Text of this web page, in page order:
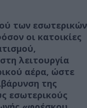
των εσωτερικών
οι κατοικίες
λειτουργία
αέρα, ώστε
της
εσωτερικούς